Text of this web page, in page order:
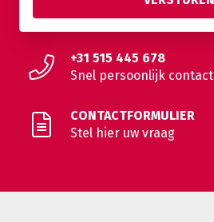
+31 515 445 678
Snel persoonlijk contact
CONTACTFORMULIER
Stel hier uw vraag